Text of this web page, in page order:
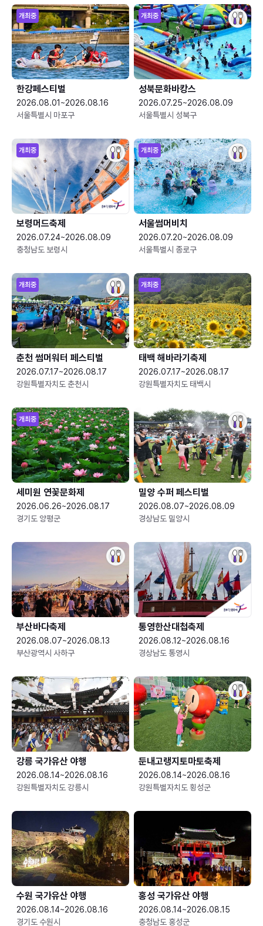
개최중
한강페스티벌
2026.08.01~2026.08.16
서울특별시 마포구
개최중
성북문화바캉스
2026.07.25~2026.08.09
서울특별시 성북구
개최중
보령머드축제
2026.07.24~2026.08.09
충청남도 보령시
개최중
서울썸머비치
2026.07.20~2026.08.09
서울특별시 종로구
개최중
춘천 썸머워터 페스티벌
2026.07.17~2026.08.17
강원특별자치도 춘천시
개최중
태백 해바라기축제
2026.07.17~2026.08.17
강원특별자치도 태백시
개최중
세미원 연꽃문화제
2026.06.26~2026.08.17
경기도 양평군
밀양 수퍼 페스티벌
2026.08.07~2026.08.09
경상남도 밀양시
부산바다축제
2026.08.07~2026.08.13
부산광역시 사하구
통영한산대첩축제
2026.08.12~2026.08.16
경상남도 통영시
강릉 국가유산 야행
2026.08.14~2026.08.16
강원특별자치도 강릉시
둔내고랭지토마토축제
2026.08.14~2026.08.16
강원특별자치도 횡성군
수원 국가유산 야행
2026.08.14~2026.08.16
경기도 수원시
홍성 국가유산 야행
2026.08.14~2026.08.15
충청남도 홍성군